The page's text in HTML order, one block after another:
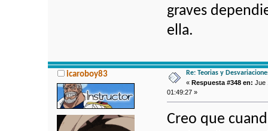
graves
ella.
icaroboy83
Re: Teorias y
« Respuesta #348 en: Jue
01:49:27 »
Creo que